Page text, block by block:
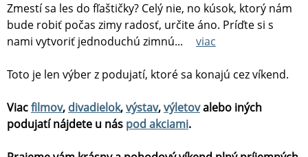
Zmestí sa les do fľaštičky? Celý nie, no kúsok, ktorý nám
bude robiť počas zimy radosť, určite áno. Príďte si s
nami vytvoriť jednoduchú zimnú...
viac
Toto je len výber z podujatí, ktoré sa konajú cez víkend.
Viacfilmov, divadielok,výstav,výletovalebo iných
podujatí nájdete u nás pod akciami.